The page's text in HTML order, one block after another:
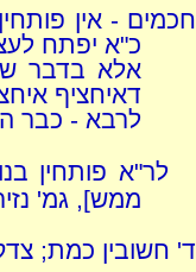
חכמים - אין
כ"א יפתח
אלא בדבר
דאיחציף
לרבא - כבר
לר"א פותחין
ממש], גמ'
ד' חשובין כמת;